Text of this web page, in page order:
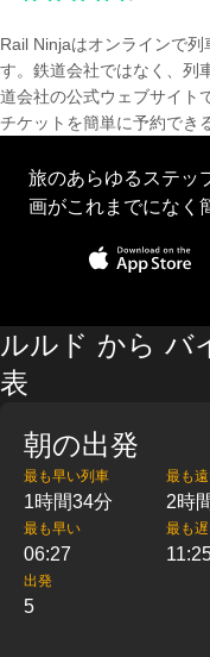
Rail Ninjaはオンラインで
す。鉄道会社ではなく、列
道会社の公式ウェブサイト
チケットを簡単に予約でき
旅のあらゆるステッ
画がこれまでになく
ルルド から バ
表
朝の出発
最も早い列車
1時間34分
最も
2時
最も早い
06:27
最も
出発
5